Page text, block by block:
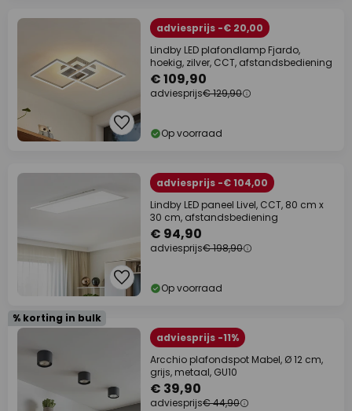
adviesprijs -€ 20,00
Lindby LED plafondlamp Fjardo,
hoekig, zilver, CCT, afstandsbediening
€ 109,90
adviesprijs€ 129,90
Op voorraad
adviesprijs -€ 104,00
Lindby LED paneel Livel, CCT, 80 cm x
30 cm, afstandsbediening
€ 94,90
adviesprijs€ 198,90
Op voorraad
% korting in bulk
adviesprijs -11%
Arcchio plafondspot Mabel, Ø 12 cm,
grijs, metaal, GU10
€ 39,90
adviesprijs€ 44,90